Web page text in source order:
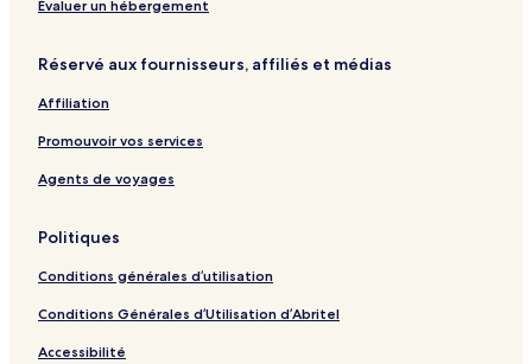
b
&
a
u
n
a
k
-
e
b
l
i
c
m
t
r
a
n
a
e
b
u
r
g
n
r
"
1
Évaluer un hébergement
Réservé aux fournisseurs, affiliés et médias
Affiliation
Promouvoir vos services
Agents de voyages
Politiques
Conditions générales d’utilisation
Conditions Générales d’Utilisation d’Abritel
Accessibilité